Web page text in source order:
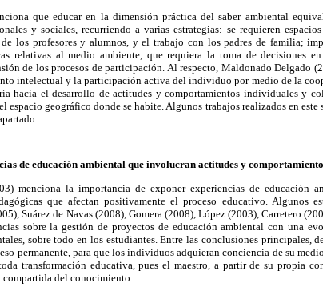
que educar en la dimensión práctica del saber ambiental
y sociales, recurriendo a varias estrategias: se requieren
los profesores y alumnos, y el trabajo con los padres de familia;
relativas al medio ambiente, que requiera la toma de decisiones
de los procesos de participación. Al respecto, Maldonado Delgado
intelectual y la participación activa del individuo por medio de la
hacia el desarrollo de actitudes y comportamientos individuales y
espacio geográfico donde se habite. Algunos trabajos realizados en
de educación ambiental que involucran actitudes y
menciona la importancia de exponer experiencias de educación
que afectan positivamente el proceso educativo. Algunos
Suárez de Navas (2008), Gomera (2008), López (2003), Carretero
sobre la gestión de proyectos de educación ambiental con una
sobre todo en los estudiantes. Entre las conclusiones principales,
permanente, para que los individuos adquieran conciencia de su
transformación educativa, pues el maestro, a partir de su propia
del conocimiento.